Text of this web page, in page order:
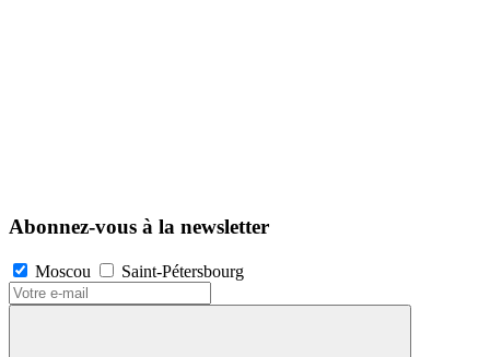
Abonnez-vous à la newsletter
Moscou Saint-Pétersbourg